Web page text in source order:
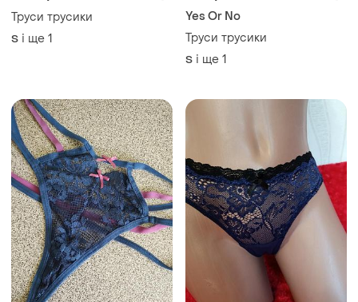
Труси трусики
S і ще 1
Yes Or No
Труси трусики
S і ще 1